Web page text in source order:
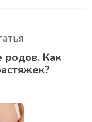
родов. Как